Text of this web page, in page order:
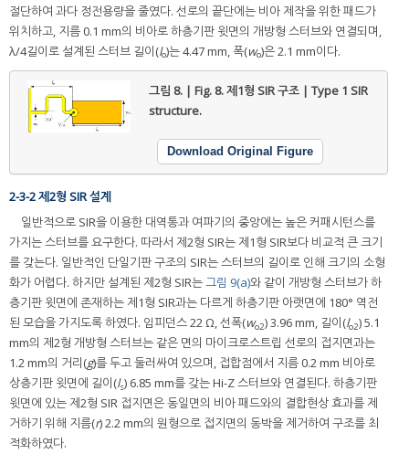
절단하여 과다 정전용량을 줄였다. 선로의 끝단에는 비아 제작을 위한 패드가
위치하고, 지름 0.1 mm의 비아로 하층기판 윗면의 개방형 스터브와 연결되며,
λ/4길이로 설계된 스터브 길이(lo)는 4.47 mm, 폭(wo)은 2.1 mm이다.
그림 8. | Fig. 8.제1형 SIR 구조 | Type 1 SIR
structure.
Download Original Figure
2-3-2 제2형 SIR 설계
일반적으로 SIR을 이용한 대역통과 여파기의 중앙에는 높은 커패시턴스를
가지는 스터브를 요구한다. 따라서 제2형 SIR는 제1형 SIR보다 비교적 큰 크기
를 갖는다. 일반적인 단일기판 구조의 SIR는 스터브의 길이로 인해 크기의 소형
화가 어렵다. 하지만 설계된 제2형 SIR는그림 9(a)와 같이 개방형 스터브가 하
층기판 윗면에 존재하는 제1형 SIR과는 다르게 하층기판 아랫면에 180° 역전
된 모습을 가지도록 하였다. 임피던스 22 Ω, 선폭(wo2) 3.96 mm, 길이(lo2) 5.1
mm의 제2형 개방형 스터브는 같은 면의 마이크로스트립 선로의 접지면과는
1.2 mm의 거리(g)를 두고 둘러싸여 있으며, 접합점에서 지름 0.2 mm 비아로
상층기판 윗면에 길이(ls) 6.85 mm를 갖는 Hi-Z 스터브와 연결된다. 하층기판
윗면에 있는 제2형 SIR 접지면은 동일면의 비아 패드와의 결합현상 효과를 제
거하기 위해 지름(r) 2.2 mm의 원형으로 접지면의 동박을 제거하여 구조를 최
적화하였다.